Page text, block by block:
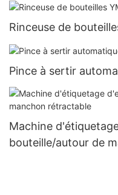
Rinceuse de
Pince à sertir
Machine
bouteille/autour de